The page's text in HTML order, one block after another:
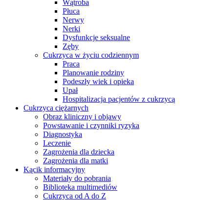
Wątroba
Płuca
Nerwy
Nerki
Dysfunkcje seksualne
Zęby
Cukrzyca w życiu codziennym
Praca
Planowanie rodziny
Podeszły wiek i opieka
Upał
Hospitalizacja pacjentów z cukrzycą
Cukrzyca ciężarnych
Obraz kliniczny i objawy
Powstawanie i czynniki ryzyka
Diagnostyka
Leczenie
Zagrożenia dla dziecka
Zagrożenia dla matki
Kącik informacyjny
Materiały do pobrania
Biblioteka multimediów
Cukrzyca od A do Z